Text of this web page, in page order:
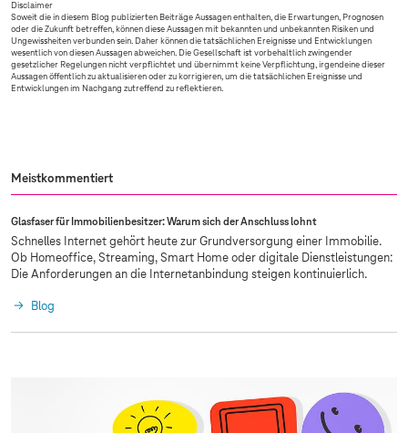
Disclaimer
Soweit die in diesem Blog publizierten Beiträge Aussagen enthalten, die Erwartungen, Prognosen
oder die Zukunft betreffen, können diese Aussagen mit bekannten und unbekannten Risiken und
Ungewissheiten verbunden sein. Daher können die tatsächlichen Ereignisse und Entwicklungen
wesentlich von diesen Aussagen abweichen. Die Gesellschaft ist vorbehaltlich zwingender
gesetzlicher Regelungen nicht verpflichtet und übernimmt keine Verpflichtung, irgendeine dieser
Aussagen öffentlich zu aktualisieren oder zu korrigieren, um die tatsächlichen Ereignisse und
Entwicklungen im Nachgang zutreffend zu reflektieren.
Meistkommentiert
Glasfaser für Immobilienbesitzer: Warum sich der Anschluss lohnt
Schnelles Internet gehört heute zur Grundversorgung einer Immobilie.
Ob Homeoffice, Streaming, Smart Home oder digitale Dienstleistungen:
Die Anforderungen an die Internetanbindung steigen kontinuierlich.
Blog